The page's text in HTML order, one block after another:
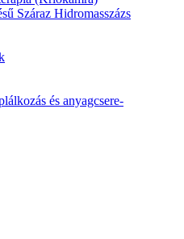
Száraz Hidromasszázs
és anyagcsere-